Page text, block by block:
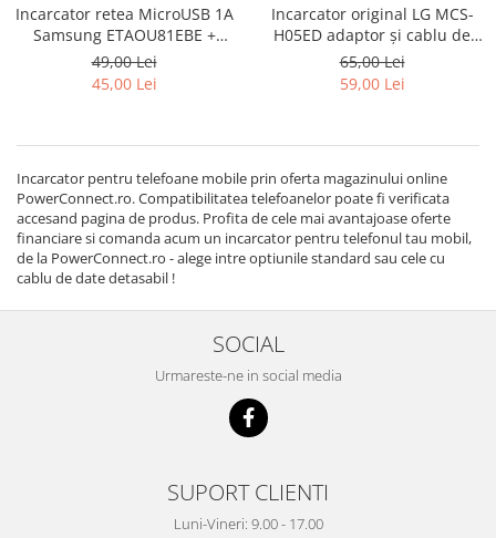
Incarcator retea MicroUSB 1A
Samsung ETAOU81EBE +
ECC1DU0BBE Original
49,00 Lei
45,00 Lei
Incarcator original LG MCS-
H05ED adaptor și cablu de
încărcare pentru LG G6, G5,
Nexus 5 x 6P, V20 V30 Bulk
65,00 Lei
59,00 Lei
Incarcator pentru telefoane mobile prin oferta magazinului online
PowerConnect.ro. Compatibilitatea telefoanelor poate fi verificata
accesand pagina de produs. Profita de cele mai avantajoase oferte
financiare si comanda acum un incarcator pentru telefonul tau mobil,
de la PowerConnect.ro - alege intre optiunile standard sau cele cu
cablu de date detasabil !
SOCIAL
Urmareste-ne in social media
SUPORT CLIENTI
Luni-Vineri: 9.00 - 17.00